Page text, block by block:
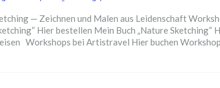
— Zeichnen und Malen aus Leidenschaft
Hier bestellen Mein Buch „Nature
Workshops bei Artistravel Hier buchen